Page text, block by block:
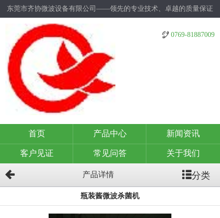
东莞市齐协微波设备有限公司——领先的专业技术、卓越的质量保证
0769-81887009
首页 产品中心 新闻资讯
客户见证 常见问答 关于我们
产品详情 分类
瓶装酱微波杀菌机